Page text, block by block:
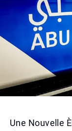
Une Nouvelle